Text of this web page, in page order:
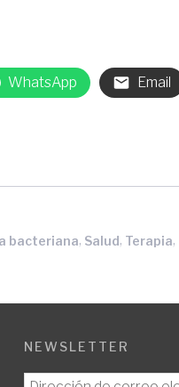
WhatsApp Email
bacteriana, Salud, Terapia,
NEWSLETTER